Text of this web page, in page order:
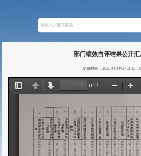
部门绩效自评结果公开
发布时间：2025年04月27日 15：